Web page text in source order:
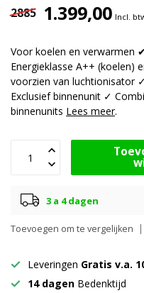
2885 1.399,00 Incl.
Voor koelen en verwarmen
Energieklasse A++ (koelen)
voorzien van luchtionisator
Exclusief binnenunit ✓
binnenunits Lees meer.
3 a 4 dagen
Toevoegen om te vergelijken
Leveringen Gratis v.a.
14 dagen Bedenktijd